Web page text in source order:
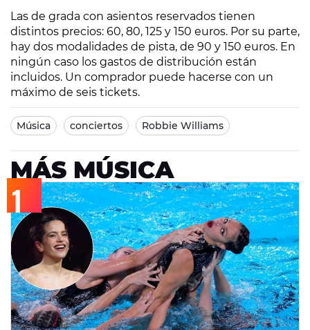
Las de grada con asientos reservados tienen
distintos precios: 60, 80, 125 y 150 euros. Por su parte,
hay dos modalidades de pista, de 90 y 150 euros. En
ningún caso los gastos de distribución están
incluidos. Un comprador puede hacerse con un
máximo de seis tickets.
Música conciertos Robbie Williams
MÁS MÚSICA